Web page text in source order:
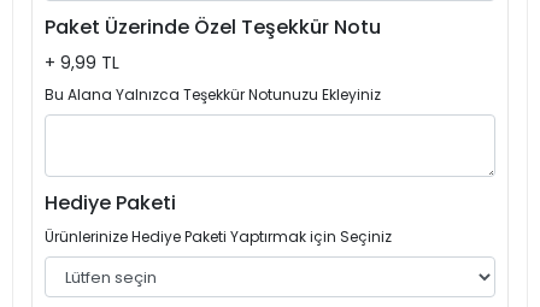
Paket Üzerinde Özel Teşekkür Notu
+ 9,99 TL
Bu Alana Yalnızca Teşekkür Notunuzu Ekleyiniz
Hediye Paketi
Ürünlerinize Hediye Paketi Yaptırmak için Seçiniz